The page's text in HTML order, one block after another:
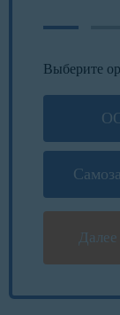
Выберите
Далее